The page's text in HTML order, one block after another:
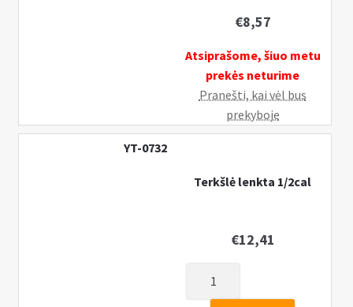
€8,57
Atsiprašome, šiuo metu
prekės neturime
Pranešti, kai vėl bus
prekyboje
YT-0732
Terkšlė lenkta 1/2cal
€12,41